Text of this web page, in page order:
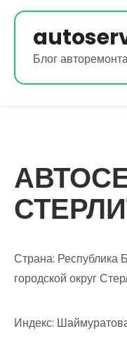
Перейти
содержимому
Блог
Страна: Республика
городской округ
Индекс: